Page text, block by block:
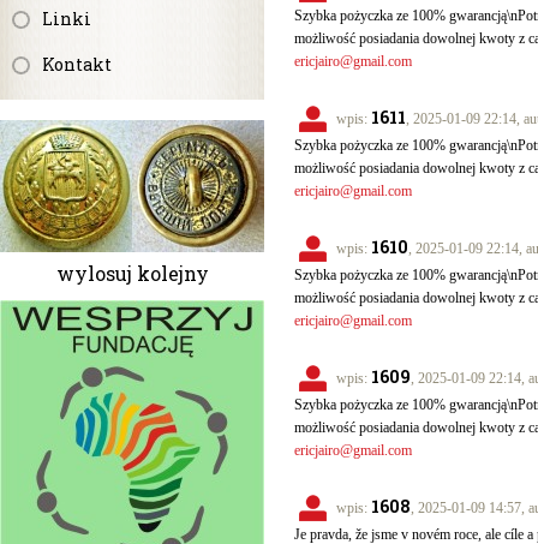
Linki
Kontakt
wylosuj kolejny
Szybka pożyczka ze 100%
możliwość posiadania dowolnej kwoty z
ericjairo@gmail.com
wpis: 1611, 2025-01-09 22:14,
Szybka pożyczka ze 100%
możliwość posiadania dowolnej kwoty z
ericjairo@gmail.com
wpis: 1610, 2025-01-09 22:14,
Szybka pożyczka ze 100%
możliwość posiadania dowolnej kwoty z
ericjairo@gmail.com
wpis: 1609, 2025-01-09 22:14,
Szybka pożyczka ze 100%
możliwość posiadania dowolnej kwoty z
ericjairo@gmail.com
wpis: 1608, 2025-01-09 14:57,
Je pravda, že jsme v novém roce, ale cíle